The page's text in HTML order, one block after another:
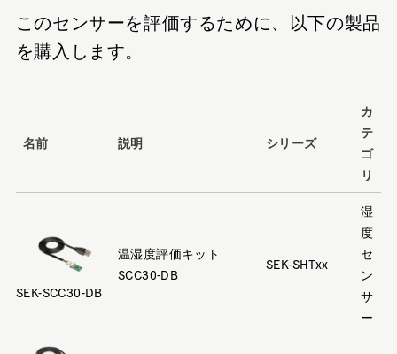
このセンサーを評価するために、以下の製品
を購入します。
名前 説明 シリーズ
カ
テ
ゴ
リ
SEK-SCC30-DB
温湿度評価キット
SCC30-DB
SEK-SHTxx
湿
度
セ
ン
サ
ー